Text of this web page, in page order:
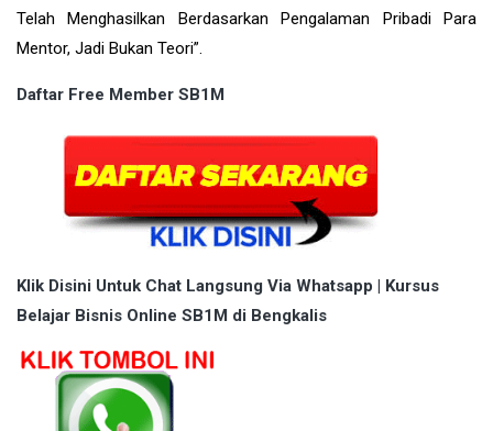
Telah Menghasilkan Berdasarkan Pengalaman Pribadi Para
Mentor, Jadi Bukan Teori”.
Daftar Free Member SB1M
Klik Disini Untuk Chat Langsung Via Whatsapp | Kursus
Belajar Bisnis Online SB1M di Bengkalis